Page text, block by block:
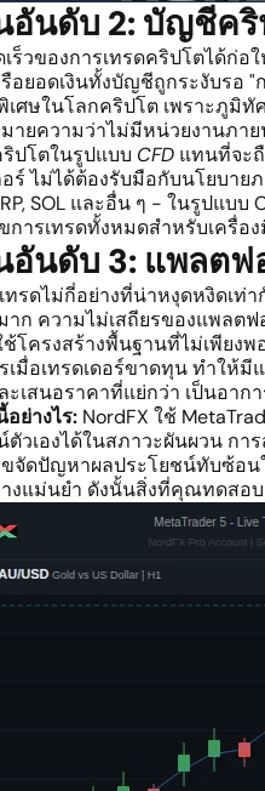
อันดับ 2: บัญชีค
เร็วของการเทรดคริปโตได้
อยอดเงินทั้งบัญชีถูกระงับรอ
ศษในโลกคริปโต เพราะภูมิทั
ายความว่าไม่มีหน่วยงานภาย
ริปโตในรูปแบบ CFD แทนที่จะ
ร์ ไม่ได้ต้องรับมือกับนโยบาย
XRP, SOL และอื่น ๆ - ในรูป
การเทรดทั้งหมดสำหรับเครื่
อันดับ 3: แพลต
รดไม่กี่อย่างที่น่าหงุดหงิดเท่
าก ความไม่เสถียรของแพลต
ช้โครงสร้างพื้นฐานที่ไม่เพีย
เมื่อเทรดเดอร์ขาดทุน ทำให้
เสนอราคาที่แย่กว่า เป็นอา
ย่างไร: NordFX ใช้
วเองได้ในสภาวะผันผวน กา
ขจัดปัญหาผลประโยชน์ทับซ้อ
างแม่นยำ ดังนั้นสิ่งที่คุณทดสอ